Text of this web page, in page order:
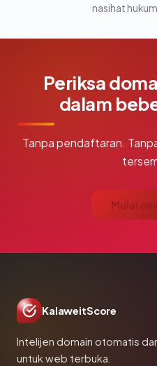
nasihat
Periksa
dalam
Tanpa pendaftaran.
Mulai
KalaweitScore
Intelijen domain otomatis
untuk web terbuka.